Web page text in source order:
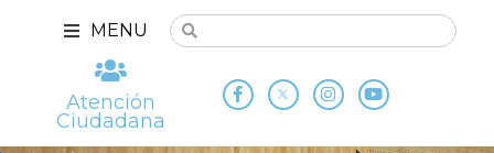
MENU
Atención
Ciudadana